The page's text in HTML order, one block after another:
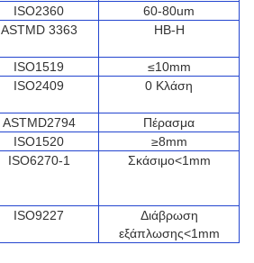
ISO2360
60-80um
ASTMD 3363 HB-H
ISO1519
≤10mm
ISO2409 0 Κλάση
ASTMD2794
Πέρασμα
ISO1520
≥8mm
ISO6270-1 Σκάσιμο<1mm
ISO9227
Διάβρωση
εξάπλωσης<1mm